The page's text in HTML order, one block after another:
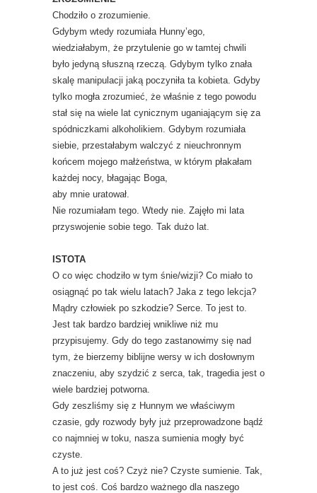
Chodziło o zrozumienie.
Gdybym wtedy rozumiała Hunny’ego,
wiedziałabym, że przytulenie go w tamtej chwili
było jedyną słuszną rzeczą. Gdybym tylko znała
skalę manipulacji jaką poczyniła ta kobieta. Gdyby
tylko mogła zrozumieć, że właśnie z tego powodu
stał się na wiele lat cynicznym uganiającym się za
spódniczkami alkoholikiem. Gdybym rozumiała
siebie, przestałabym walczyć z nieuchronnym
końcem mojego małżeństwa, w którym płakałam
każdej nocy, błagając Boga,
aby mnie uratował.
Nie rozumiałam tego. Wtedy nie. Zajęło mi lata
przyswojenie sobie tego. Tak dużo lat.
ISTOTA
O co więc chodziło w tym śnie/wizji? Co miało to
osiągnąć po tak wielu latach? Jaka z tego lekcja?
Mądry człowiek po szkodzie? Serce. To jest to.
Jest tak bardzo bardziej wnikliwe niż mu
przypisujemy. Gdy do tego zastanowimy się nad
tym, że bierzemy biblijne wersy w ich dosłownym
znaczeniu, aby szydzić z serca, tak, tragedia jest o
wiele bardziej potworna.
Gdy zeszliśmy się z Hunnym we właściwym
czasie, gdy rozwody były już przeprowadzone bądź
co najmniej w toku, nasza sumienia mogły być
czyste.
A to już jest coś? Czyż nie? Czyste sumienie. Tak,
to jest coś. Coś bardzo ważnego dla naszego